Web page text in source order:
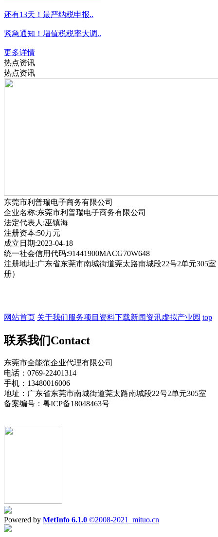
还有13天！最严纳税申报..
紧急通知！增值税税率大调..
更多详情
热点资讯
热点资讯
东莞市利普瑞电子商务有限公司
企业名称:东莞市利普瑞电子商务有限公司
法定代表人:巫镇海
注册资本:50万元
成立日期:2023-04-18
统一社会信用代码:91441900MACG70W648
注册地址:广东省东莞市南城街道莞太路南城段22号2单元305
册）
网站首页 关于我们服务项目 资料下载新闻资讯虚拟产业园 top
联系我们Contact
东莞市全能范企业代理有限公司
电话：0769-22401314
手机：13480016006
地址：广东省东莞市南城街道莞太路南城段22号2单元305室
备案编号：粤ICP备18048463号
Powered by MetInfo 6.1.0 ©2008-2021 mituo.cn